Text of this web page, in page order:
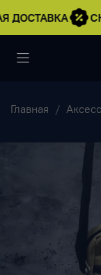
ДОСТАВКА
Главная